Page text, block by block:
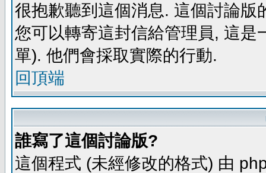
很抱歉聽到這個消息. 這個討論
您可以轉寄這封信給管理員, 這
單). 他們會採取實際的行動.
回頂端
誰寫了這個討論版?
這個程式 (未經修改的格式) 由